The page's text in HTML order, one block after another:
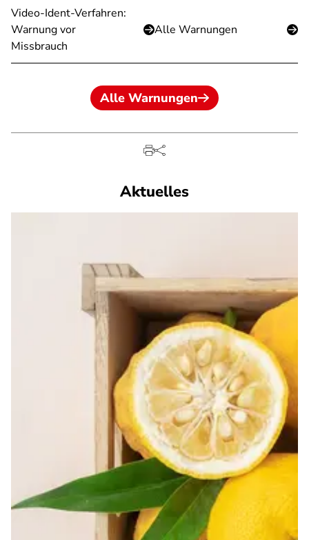
Video-Ident-Verfahren:
Warnung vor
Missbrauch
Alle Warnungen
Alle Warnungen
Aktuelles